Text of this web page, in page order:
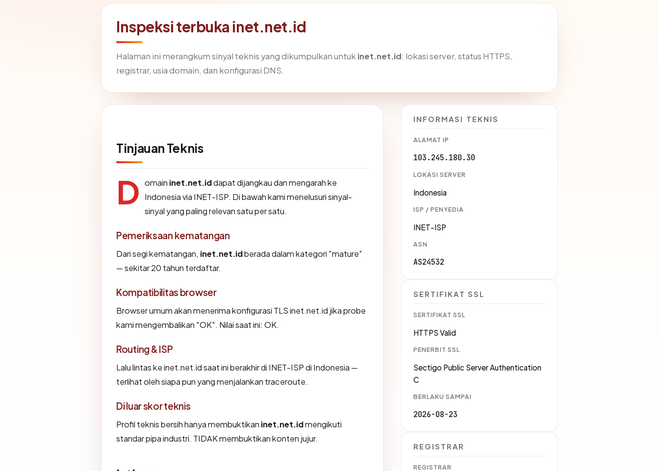
Inspeksi terbuka inet.net.id
Halaman ini merangkum sinyal teknis yang dikumpulkan untuk inet.net.id: lokasi server, status HTTPS,
registrar, usia domain, dan konfigurasi DNS.
Tinjauan Teknis
D omain inet.net.iddapat dijangkau dan mengarah ke
Indonesia via INET-ISP. Di bawah kami menelusuri sinyal-
sinyal yang paling relevan satu per satu.
Pemeriksaan kematangan
Dari segi kematangan, inet.net.idberada dalam kategori "mature"
— sekitar 20 tahun terdaftar.
Kompatibilitas browser
Browser umum akan menerima konfigurasi TLS inet.net.id jika probe
kami mengembalikan "OK". Nilai saat ini: OK.
Routing & ISP
Lalu lintas ke inet.net.id saat ini berakhir di INET-ISP di Indonesia —
terlihat oleh siapa pun yang menjalankan traceroute.
Di luar skor teknis
Profil teknis bersih hanya membuktikan inet.net.idmengikuti
standar pipa industri. TIDAK membuktikan konten jujur.
INFORMASI TEKNIS
ALAMAT IP
103.245.180.30
LOKASI SERVER
Indonesia
ISP / PENYEDIA
INET-ISP
ASN
AS24532
SERTIFIKAT SSL
SERTIFIKAT SSL
HTTPS Valid
PENERBIT SSL
Sectigo Public Server Authentication
C
BERLAKU SAMPAI
2026-08-23
REGISTRAR
REGISTRAR